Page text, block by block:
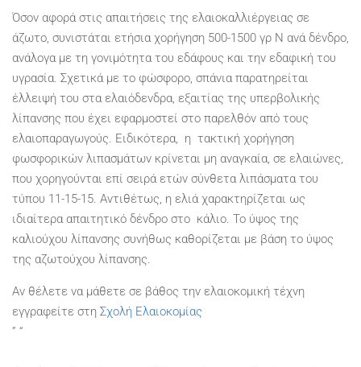
Όσον αφορά στις απαιτήσεις της ελαιοκαλλιέργειας σε
άζωτο, συνιστάται ετήσια χορήγηση 500-1500 γρ Ν ανά δένδρο,
ανάλογα με τη γονιμότητα του εδάφους και την εδαφική του
υγρασία. Σχετικά με το φώσφορο, σπάνια παρατηρείται
έλλειψή του στα ελαιόδενδρα, εξαιτίας της υπερβολικής
λίπανσης που έχει εφαρμοστεί στο παρελθόν από τους
ελαιοπαραγωγούς. Ειδικότερα, η τακτική χορήγηση
φωσφορικών λιπασμάτων κρίνεται μη αναγκαία, σε ελαιώνες,
που χορηγούνται επί σειρά ετών σύνθετα λιπάσματα του
τύπου 11-15-15. Αντιθέτως, η ελιά χαρακτηρίζεται ως
ιδιαίτερα απαιτητικό δένδρο στο κάλιο. Το ύψος της
καλιούχου λίπανσης συνήθως καθορίζεται με βάση το ύψος
της αζωτούχου λίπανσης.
Αν θέλετε να μάθετε σε βάθος την ελαιοκομική τέχνη
εγγραφείτε στη Σχολή Ελαιοκομίας
” “